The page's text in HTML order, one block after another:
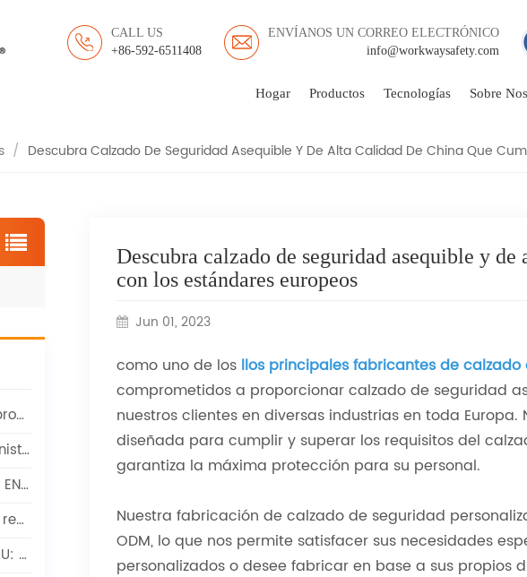
CALL US
+86-592-6511408
ENVÍANOS UN CORREO ELECTRÓNICO
info@workwaysafety.com
Hogar Productos Tecnologías Sobre
DE SEGURIDAD
CUMPLE CON LOS
/ Descubra Calzado De Seguridad Asequible Y De Alta Calidad De China Que
mercado
Descubra calzado de seguridad asequible y
con los estándares europeos
Jun 01, 2023
como uno de los llos principales fabricantes de
comprometidos a proporcionar calzado de seguridad
nuestros clientes en diversas industrias en toda
diseñada para cumplir y superar los requisitos del
garantiza la máxima protección para su personal.
Nuestra fabricación de calzado de seguridad
ODM, lo que nos permite satisfacer sus necesidades
personalizados o desee fabricar en base a sus propios